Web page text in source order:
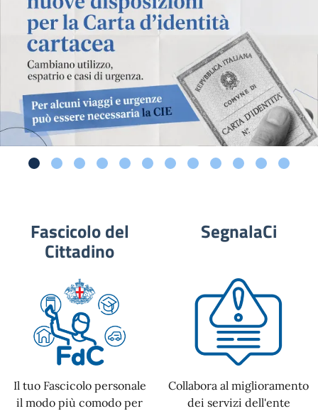
Fascicolo del
Cittadino
Il tuo Fascicolo personale
il modo più comodo per
SegnalaCi
Collabora al miglioramento
dei servizi dell'ente